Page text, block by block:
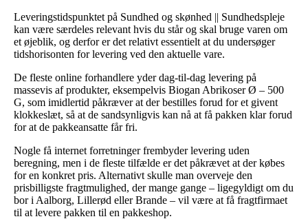
Leveringstidspunktet på Sundhed og skønhed || Sundhedspleje
kan være særdeles relevant hvis du står og skal bruge varen om
et øjeblik, og derfor er det relativt essentielt at du undersøger
tidshorisonten for levering ved den aktuelle vare.
De fleste online forhandlere yder dag-til-dag levering på
massevis af produkter, eksempelvis Biogan Abrikoser Ø – 500
G, som imidlertid påkræver at der bestilles forud for et givent
klokkeslæt, så at de sandsynligvis kan nå at få pakken klar forud
for at de pakkeansatte får fri.
Nogle få internet forretninger frembyder levering uden
beregning, men i de fleste tilfælde er det påkrævet at der købes
for en konkret pris. Alternativt skulle man overveje den
prisbilligste fragtmulighed, der mange gange – ligegyldigt om du
bor i Aalborg, Lillerød eller Brande – vil være at få fragtfirmaet
til at levere pakken til en pakkeshop.